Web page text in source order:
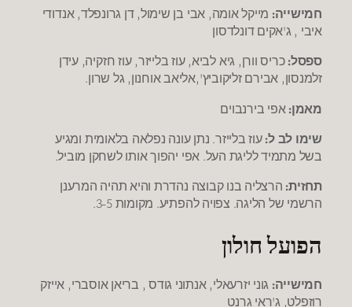
חמישייה: מייקל אומה, אבי בן שימול, דן גרונפלד, אנדודי
איבי , ג'אקים דונלדסון
ספסל:כריס וורן, גיא לביא, עוז בלייזר, עוז חזקיה, עידן
זלמנסון, אבירם זליקוביץ',אליאב אוחנון, גל שרון.
מאמן:אפי בירנבוים
שימו לב ל:עוז בלייזר. נתן עונה נפלאה בלאומית ומגיע
בשל מתמיד לליגת העל. אפי יהפוך אותו לשחקן מוביל.
תחזית: הרצליה בנו קבוצה נהדרת והיא תהיה המרענן
הרשמי של הליגה. צפויה להפתיע. מקומות 3-5.
הפועל חולון
חמישייה: גוני יזרעאלי, אנתוני גודס , בריאן אוסברי, אייזק
רוזפלט, ג'ראי גרנט